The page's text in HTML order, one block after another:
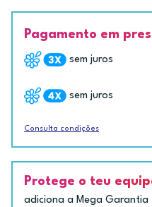
Pagamento em
sem juros
sem juros
Consulta condições
Protege o teu
adiciona a Mega Garantia